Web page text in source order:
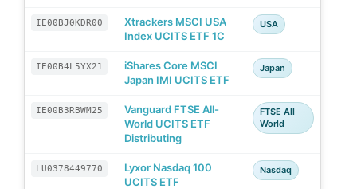
IE00BJ0KDR00
Xtrackers MSCI USA
Index UCITS ETF 1C
USA
IE00B4L5YX21
iShares Core MSCI
Japan IMI UCITS ETF
Japan
IE00B3RBWM25
Vanguard FTSE All-
World UCITS ETF
Distributing
FTSE All
World
LU0378449770
Lyxor Nasdaq 100
UCITS ETF
Nasdaq